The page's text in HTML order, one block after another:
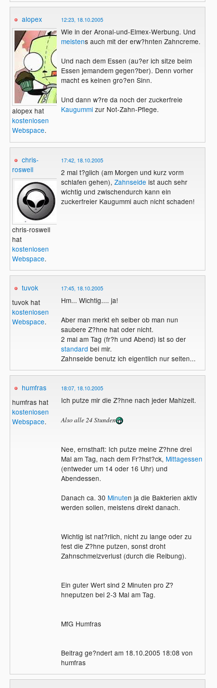
alopex
alopex hat
kostenlosen
Webspace.
12:23, 18.10.2005
Wie in der Aronal-und-Elmex-Werbung. Und
meistens auch mit der erw?hnten Zahncreme.
Und nach dem Essen (au?er ich sitze beim
Essen jemandem gegen?ber). Denn vorher
macht es keinen gro?en Sinn.
Und dann w?re da noch der zuckerfreie
Kaugummizur Not-Zahn-Pflege.
chris-
roswell
chris-roswell
hat
kostenlosen
Webspace.
17:42, 18.10.2005
2 mal t?glich (am Morgen und kurz vorm
schlafen gehen), Zahnseide ist auch sehr
wichtig und zwischendurch kann ein
zuckerfreier Kaugummi auch nicht schaden!
tuvok
tuvok hat
kostenlosen
Webspace.
17:45, 18.10.2005
Hm... Wichtig.... ja!
Aber man merkt eh selber ob man nun
saubere Z?hne hat oder nicht.
2 mal am Tag (fr?h und Abend) ist so der
standard bei mir.
Zahnseide benutz ich eigentlich nur selten...
humfras
humfras hat
kostenlosen
Webspace.
18:07, 18.10.2005
Ich putze mir die Z?hne nach jeder Mahlzeit.
Also alle 24 Stunden
Nee, ernsthaft: Ich putze meine Z?hne drei
Mal am Tag, nach dem Fr?hst?ck, Mittagessen
(entweder um 14 oder 16 Uhr) und
Abendessen.
Danach ca. 30 Minuten ja die Bakterien aktiv
werden sollen, meistens direkt danach.
Wichtig ist nat?rlich, nicht zu lange oder zu
fest die Z?hne putzen, sonst droht
Zahnschmelzverlust (durch die Reibung).
Ein guter Wert sind 2 Minuten pro Z?
hneputzen bei 2-3 Mal am Tag.
MfG Humfras
Beitrag ge?ndert am 18.10.2005 18:08 von
humfras